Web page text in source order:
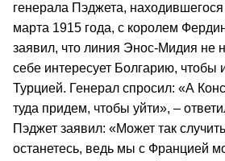
генерала Пэджета,
марта 1915 года, с королем
заявил, что линия Энос‑Мидия не
себе интересует Болгарию, чтобы
Турцией. Генерал спросил: «А
туда придем, чтобы уйти», –
Пэджет заявил: «Может так
останетесь, ведь мы с Францией